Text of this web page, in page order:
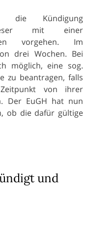
die Kündigung
mit einer
vorgehen. Im
drei Wochen. Bei
möglich, eine sog.
zu beantragen, falls
von ihrer
Der EuGH hat nun
ob die dafür gültige
und